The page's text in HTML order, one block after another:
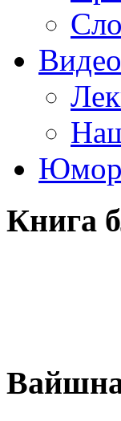
Юмор
Книга